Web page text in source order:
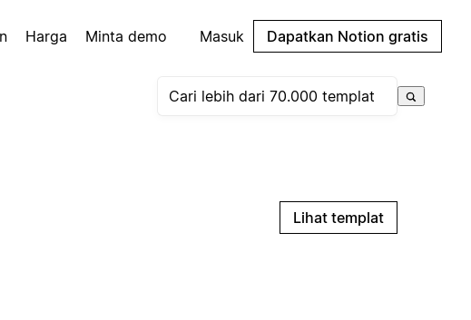
Harga Minta demo Masuk Dapatkan Notion gratis
Lihat templat